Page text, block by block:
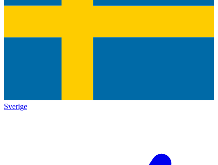
Sverige